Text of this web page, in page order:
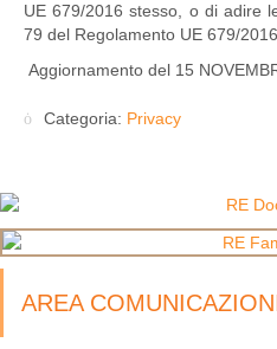
UE 679/2016 stesso, o di adire
79 del Regolamento UE 679/
Aggiornamento del 15
Categoria: Privacy
AREA